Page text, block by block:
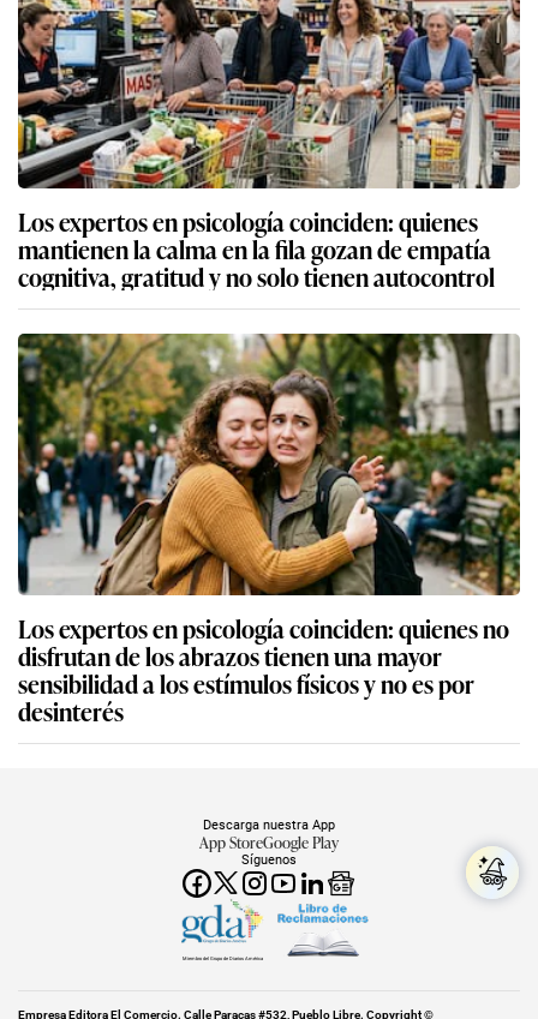
Los expertos en psicología coinciden: quienes
mantienen la calma en la fila gozan de empatía
cognitiva, gratitud y no solo tienen autocontrol
Los expertos en psicología coinciden: quienes no
disfrutan de los abrazos tienen una mayor
sensibilidad a los estímulos físicos y no es por
desinterés
Síguenos
Descarga nuestra App
App StoreGoogle Play
Miembro del Grupo de Diarios América
Empresa Editora El Comercio. Calle Paracas #532, Pueblo Libre. Copyright ©